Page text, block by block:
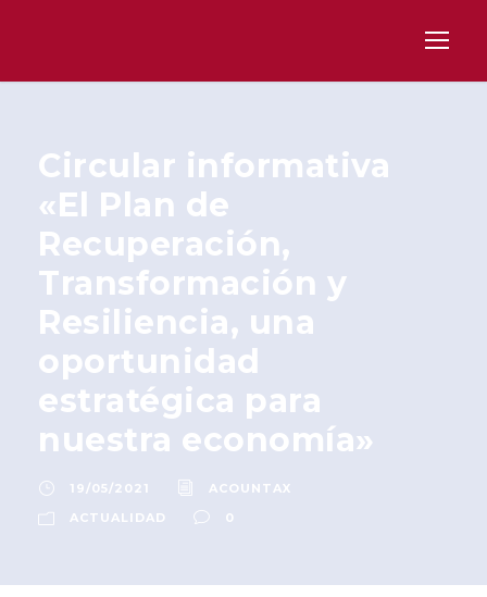
Circular informativa
«El Plan de
Recuperación,
Transformación y
Resiliencia, una
oportunidad
estratégica para
nuestra economía»
19/05/2021
ACOUNTAX
ACTUALIDAD
0